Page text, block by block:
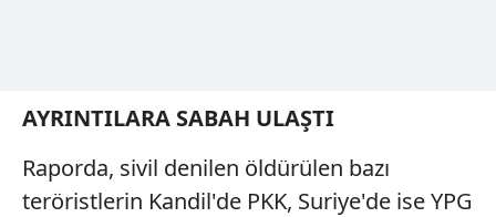
AYRINTILARA SABAH ULAŞTI
Raporda, sivil denilen öldürülen bazı
teröristlerin Kandil'de PKK, Suriye'de ise YPG